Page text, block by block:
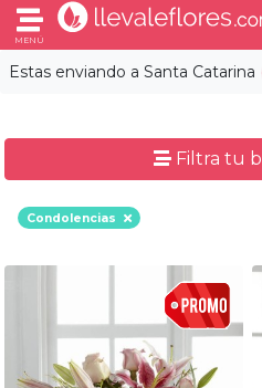
Estas enviando a Santa Catarina
MENÚ
Filtra tu
Condolencias